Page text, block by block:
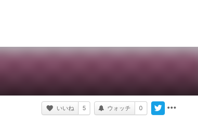
いいね 5 ウォッチ 0